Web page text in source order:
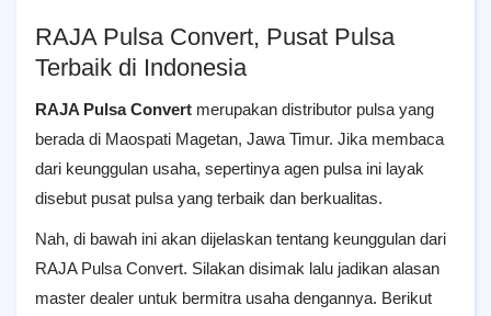
RAJA Pulsa Convert, Pusat Pulsa
Terbaik di Indonesia
RAJA Pulsa Convert merupakan distributor pulsa yang
berada di Maospati Magetan, Jawa Timur. Jika membaca
dari keunggulan usaha, sepertinya agen pulsa ini layak
disebut pusat pulsa yang terbaik dan berkualitas.
Nah, di bawah ini akan dijelaskan tentang keunggulan dari
RAJA Pulsa Convert. Silakan disimak lalu jadikan alasan
master dealer untuk bermitra usaha dengannya. Berikut